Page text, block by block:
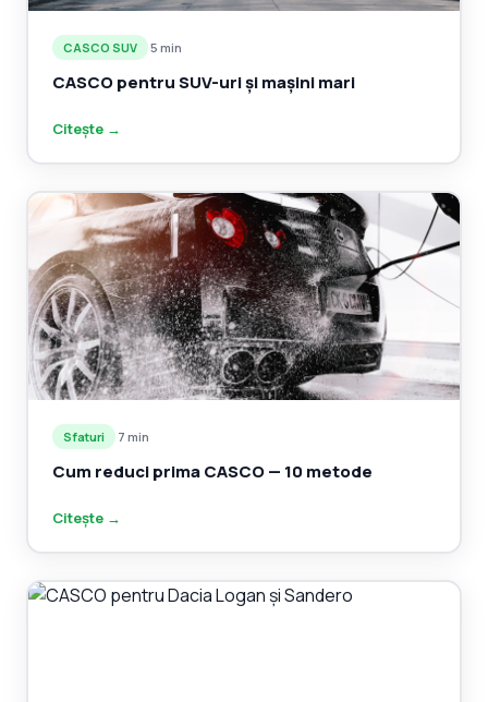
CASCO SUV ·5 min
CASCO pentru SUV-uri și mașini mari
Citește →
Sfaturi · 7 min
Cum reduci prima CASCO — 10 metode
Citește →